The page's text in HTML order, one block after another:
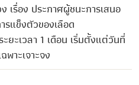
เรื่อง ประกาศผู้ชนะการเสนอ
รแข็งตัวของเลือด
ยะเวลา 1 เดือน เริ่มตั้งแต่วันที่
าะเจาะจง